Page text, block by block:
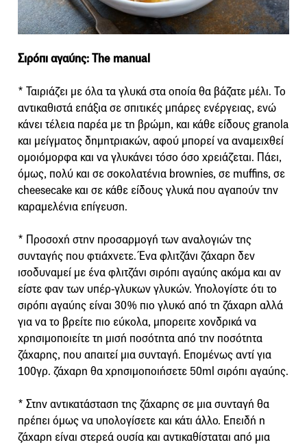
Σιρόπι αγαύης: Τhe manual
* Ταιριάζει με όλα τα γλυκά στα οποία θα βάζατε μέλι. Το
αντικαθιστά επάξια σε σπιτικές μπάρες ενέργειας, ενώ
κάνει τέλεια παρέα με τη βρώμη, και κάθε είδους granola
και μείγματος δημητριακών, αφού μπορεί να αναμειχθεί
ομοιόμορφα και να γλυκάνει τόσο όσο χρειάζεται. Πάει,
όμως, πολύ και σε σοκολατένια brownies, σε muffins, σε
cheesecake και σε κάθε είδους γλυκά που αγαπούν την
καραμελένια επίγευση.
* Προσοχή στην προσαρμογή των αναλογιών της
συνταγής που φτιάχνετε. Ένα φλιτζάνι ζάχαρη δεν
ισοδυναμεί με ένα φλιτζάνι σιρόπι αγαύης ακόμα και αν
είστε φαν των υπέρ-γλυκων γλυκών. Υπολογίστε ότι το
σιρόπι αγαύης είναι 30% πιο γλυκό από τη ζάχαρη αλλά
για να το βρείτε πιο εύκολα, μπορειτε χονδρικά να
χρησιμοποιείτε τη μισή ποσότητα από την ποσότητα
ζάχαρης, που απαιτεί μια συνταγή. Επομένως αντί για
100γρ. ζάχαρη θα χρησιμοποιήσετε 50ml σιρόπι αγαύης.
* Στην αντικατάσταση της ζάχαρης σε μια συνταγή θα
πρέπει όμως να υπολογίσετε και κάτι άλλο. Επειδή η
ζάχαρη είναι στερεά ουσία και αντικαθίσταται από μια